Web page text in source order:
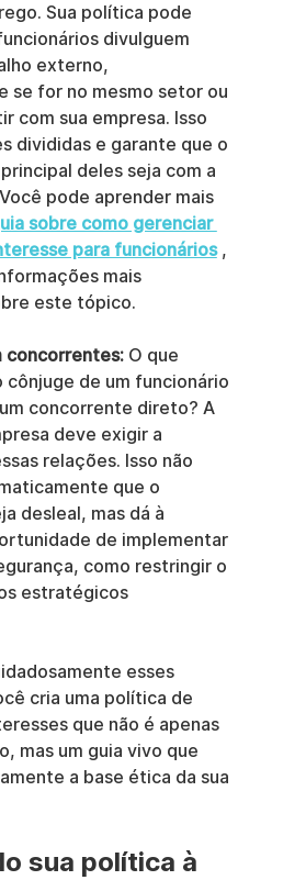
Sua política pode
divulguem
externo,
se for no mesmo setor ou
com sua empresa. Isso
divididas e garante que o
deles seja com a
pode aprender mais
sobre como gerenciar
para funcionários ,
mais
este tópico.
concorrentes: O que
cônjuge de um funcionário
concorrente direto? A
deve exigir a
relações. Isso não
que o
desleal, mas dá à
de implementar
como restringir o
estratégicos
esses
cria uma política de
que não é apenas
mas um guia vivo que
a base ética da sua
sua política à